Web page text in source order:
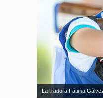
La tiradora Fátima